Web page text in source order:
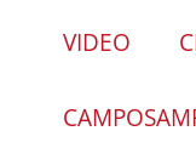
VIDEO